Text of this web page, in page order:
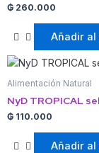
₲ 260.000
Añadir
Alimentación Natural
NyD TROPICAL
₲ 110.000
Añadir